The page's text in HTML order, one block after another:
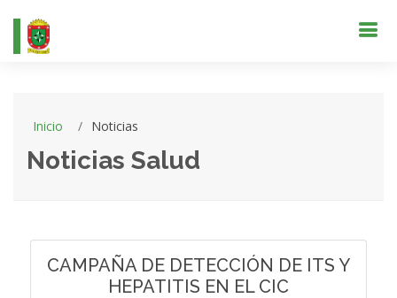
Inicio Noticias
Noticias Salud
CAMPAÑA DE DETECCIÓN DE ITS Y
HEPATITIS EN EL CIC